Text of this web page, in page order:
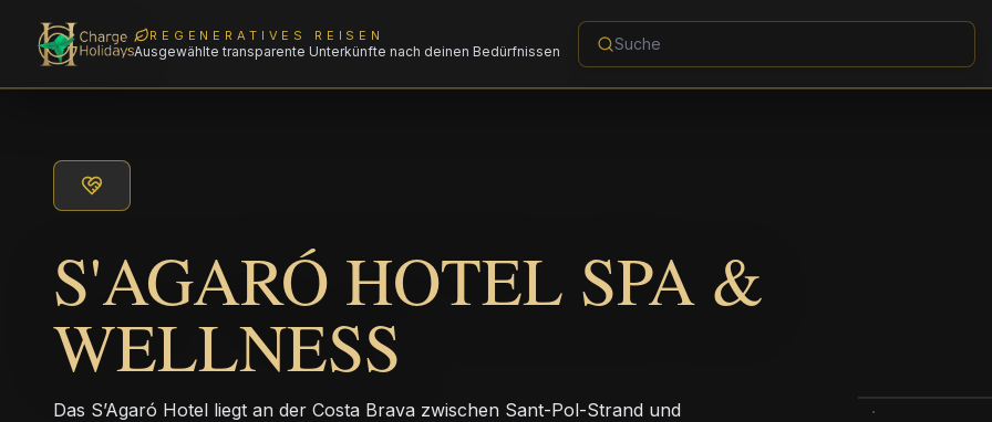
REGENERATIVES REISEN
Ausgewählte transparente Unterkünfte nach deinen Bedürfnissen
S'AGARÓ HOTEL SPA &
WELLNESS
Das S’Agaró Hotel liegt an der Costa Brava zwischen Sant-Pol-Strand und